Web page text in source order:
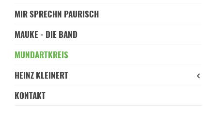
MIR SPRECHN PAURISCH
MAUKE - DIE BAND
MUNDARTKREIS
HEINZ KLEINERT
KONTAKT